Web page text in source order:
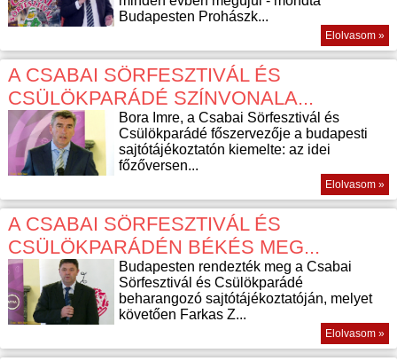
Budapesten Prohászk...
Elolvasom »
A CSABAI SÖRFESZTIVÁL ÉS
CSÜLÖKPARÁDÉ SZÍNVONALA...
Bora Imre, a Csabai Sörfesztivál és
Csülökparádé főszervezője a budapesti
sajtótájékoztatón kiemelte: az idei
főzőversen...
Elolvasom »
A CSABAI SÖRFESZTIVÁL ÉS
CSÜLÖKPARÁDÉN BÉKÉS MEG...
Budapesten rendezték meg a Csabai
Sörfesztivál és Csülökparádé
beharangozó sajtótájékoztatóján, melyet
követően Farkas Z...
Elolvasom »